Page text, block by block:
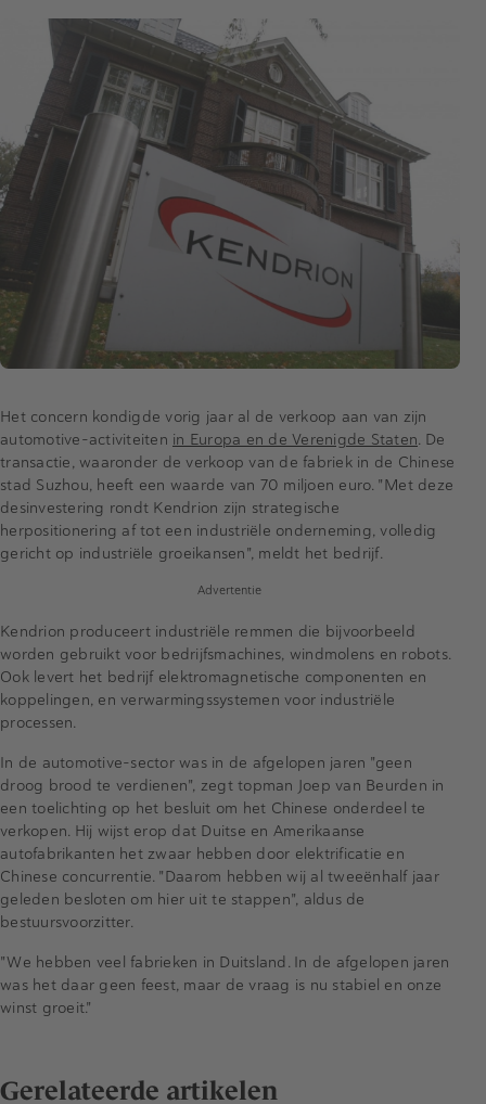
Het concern kondigde vorig jaar al de verkoop aan van zijn
automotive-activiteiten in Europa en de Verenigde Staten. De
transactie, waaronder de verkoop van de fabriek in de Chinese
stad Suzhou, heeft een waarde van 70 miljoen euro. "Met deze
desinvestering rondt Kendrion zijn strategische
herpositionering af tot een industriële onderneming, volledig
gericht op industriële groeikansen", meldt het bedrijf.
Advertentie
Kendrion produceert industriële remmen die bijvoorbeeld
worden gebruikt voor bedrijfsmachines, windmolens en robots.
Ook levert het bedrijf elektromagnetische componenten en
koppelingen, en verwarmingssystemen voor industriële
processen.
In de automotive-sector was in de afgelopen jaren "geen
droog brood te verdienen", zegt topman Joep van Beurden in
een toelichting op het besluit om het Chinese onderdeel te
verkopen. Hij wijst erop dat Duitse en Amerikaanse
autofabrikanten het zwaar hebben door elektrificatie en
Chinese concurrentie. "Daarom hebben wij al tweeënhalf jaar
geleden besloten om hier uit te stappen", aldus de
bestuursvoorzitter.
"We hebben veel fabrieken in Duitsland. In de afgelopen jaren
was het daar geen feest, maar de vraag is nu stabiel en onze
winst groeit."
Gerelateerde artikelen